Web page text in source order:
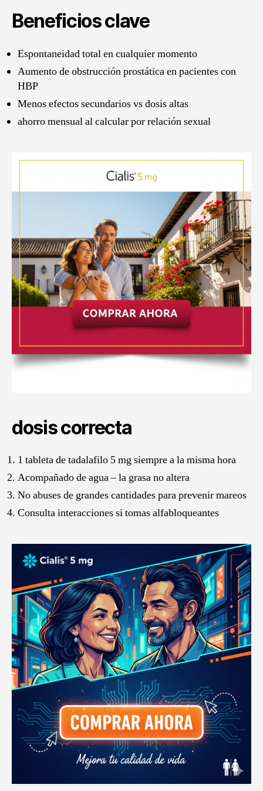
Beneficios clave
Espontaneidad total en cualquier momento
Aumento de obstrucción prostática en pacientes con
HBP
Menos efectos secundarios vs dosis altas
ahorro mensual al calcular por relación sexual
dosis correcta
1 tableta de tadalafilo 5 mg siempre a la misma hora
Acompañado de agua – la grasa no altera
No abuses de grandes cantidades para prevenir mareos
Consulta interacciones si tomas alfabloqueantes